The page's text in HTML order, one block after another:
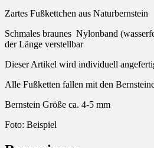
Zartes Fußkettchen aus Naturbernstein
Schmales braunes Nylonband
der Länge verstellbar
Dieser Artikel wird individuell
Alle Fußketten fallen mit den
Bernstein Größe ca. 4-5 mm
Foto: Beispiel